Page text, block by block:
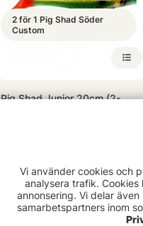
2 för 1 Pig Shad Söder
Custom
Pig Shad Junior 20cm (2-
Vi använder cookies och
analysera trafik.
annonsering. Vi delar
samarbetspartners inom